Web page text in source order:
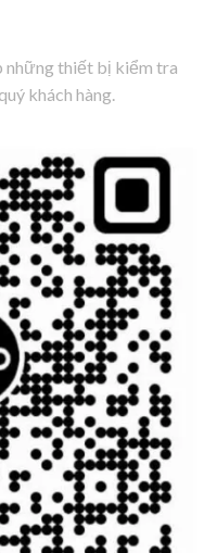
những thiết bị kiểm tra
khách hàng.